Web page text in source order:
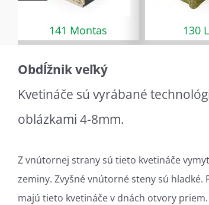
Obdĺžnik veľký
Kvetináče sú vyrábané
oblázkami 4-8mm.
Z vnútornej strany sú tieto kvetináče
zeminy. Zvyšné vnútorné steny sú
majú tieto kvetináče v dnách otvory priem.